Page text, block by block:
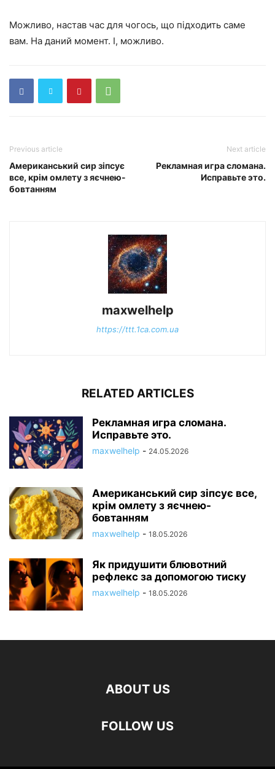
Можливо, настав час для чогось, що підходить саме
вам. На даний момент. І, можливо.
Previous article
Американський сир зіпсує
все, крім омлету з яєчнею-
бовтанням
Next article
Рекламная игра сломана.
Исправьте это.
maxwelhelp
https://ttt.1ca.com.ua
RELATED ARTICLES
Рекламная игра сломана.
Исправьте это.
maxwelhelp - 24.05.2026
Американський сир зіпсує все,
крім омлету з яєчнею-
бовтанням
maxwelhelp - 18.05.2026
Як придушити блювотний
рефлекс за допомогою тиску
maxwelhelp - 18.05.2026
ABOUT US
FOLLOW US